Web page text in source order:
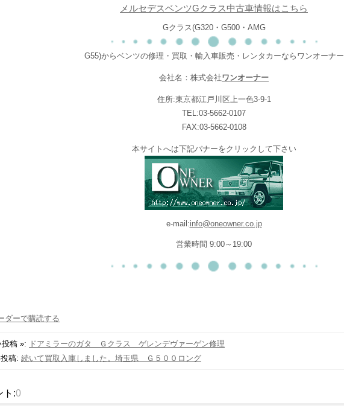
メルセデスベンツGクラス中古車情報はこちら
Gクラス(G320・G500・AMG
G55)からベンツの修理・買取・輸入車販売・レンタカーならワンオーナー
会社名：株式会社ワンオーナー
住所:東京都江戸川区上一色3-9-1
TEL:03-5662-0107
FAX:03-5662-0108
本サイトへは下記バナーをクリックして下さい
e-mail:info@oneowner.co.jp
営業時間 9:00～19:00
投稿 »: ドアミラーのガタ Ｇクラス ゲレンデヴァーゲン修理
稿: 続いて買取入庫しました。埼玉県 Ｇ５００ロング
ト:0